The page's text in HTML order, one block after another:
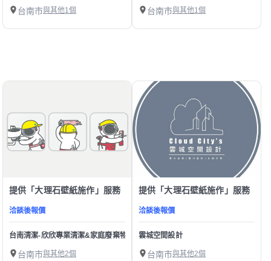
台南市與其他1個 台南市與其他1個
提供「大理石壁紙施作」服務
洽談後報價
台南清潔-欣欣專業清潔&家庭廢棄物&裝潢 壁紙拆除&水塔清洗&房屋清潔
台南市與其他2個
提供「大理石壁紙施作」服務
洽談後報價
雲城空間設計
台南市與其他2個